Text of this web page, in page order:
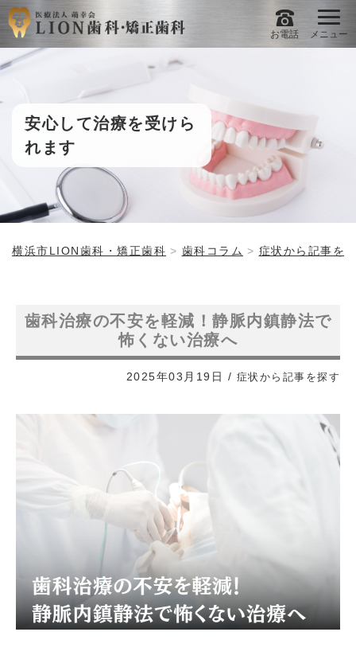
お電話 メニュー
安心して治療を受けら
れます
横浜市LION歯科・矯正歯科 歯科コラム 症状から記事を
歯科治療の不安を軽減！静脈内鎮静法で
怖くない治療へ
2025年03月19日 / 症状から記事を探す